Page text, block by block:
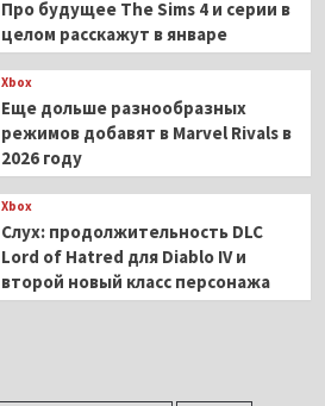
Про будущее The Sims 4 и серии в
целом расскажут в январе
Xbox
Еще дольше разнообразных
режимов добавят в Marvel Rivals в
2026 году
Xbox
Слух: продолжительность DLC
Lord of Hatred для Diablo IV и
второй новый класс персонажа